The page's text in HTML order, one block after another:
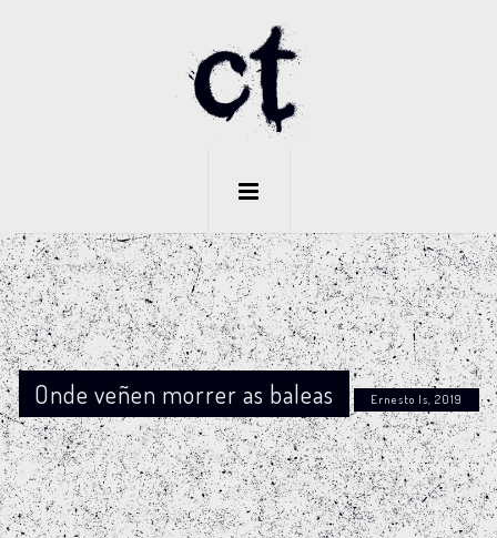
Onde veñen morrer as baleas Ernesto Is, 2019